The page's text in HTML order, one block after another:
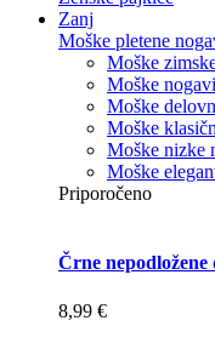
Zanj
Moške pletene
Moške
Moške
Moške
Moške
Moške nizke
Moške
Priporočeno
Črne nepodložene
8,99 €